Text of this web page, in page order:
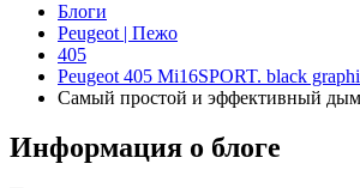
Блоги
Peugeot | Пежо
405
Peugeot 405 Mi16SPORT. black
Самый простой и эффективный
Информация о блоге